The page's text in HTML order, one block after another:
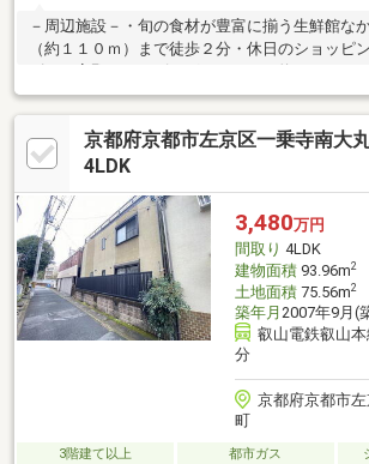
－周辺施設－・旬の食材が豊富に揃う生鮮館な
（約１１０ｍ）まで徒歩２分・休日のショッピ
分・近くにあると嬉しいローソンストア100一
０ｍ）まで徒歩１分・徒歩２分のスギドラッグ
０ｍ）は夜１０時まで営業中！・小さなお子様
る修学院第二小学校（約２００ｍ）は徒歩３分
る一乗寺公園（約２００ｍ）まで徒歩３分
京都府京都市左京区一乗寺南大
4LDK
3,480万円
間取り 4LDK
建物面積93.96m2
土地面積75.56m2
築年月 2007年9月(
叡山電鉄叡山
分
京都府京都市
町
3階建て以上 都市ガス